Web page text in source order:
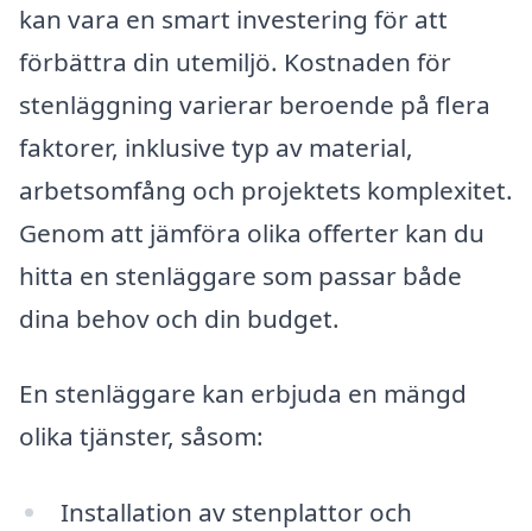
kan vara en smart investering för att
förbättra din utemiljö. Kostnaden för
stenläggning varierar beroende på flera
faktorer, inklusive typ av material,
arbetsomfång och projektets komplexitet.
Genom att jämföra olika offerter kan du
hitta en stenläggare som passar både
dina behov och din budget.
En stenläggare kan erbjuda en mängd
olika tjänster, såsom:
Installation av stenplattor och